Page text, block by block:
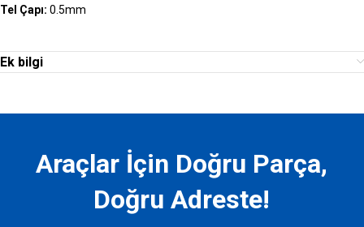
Tel Çapı: 0.5mm
Ek bilgi
Araçlar İçin Doğru Parça,
Doğru Adreste!